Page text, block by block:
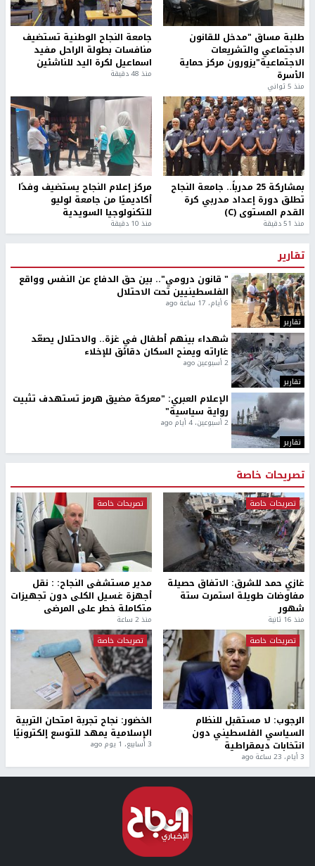
طلبة مساق "مدخل للقانون
الاجتماعي والتشريعات
الاجتماعية"يزورون مركز حماية
الأسرة
منذ 5 ثواني
جامعة النجاح الوطنية تستضيف
منافسات بطولة الراحل مفيد
اسماعيل لكرة اليد للناشئين
منذ 48 دقيقة
بمشاركة 25 مدرباً.. جامعة النجاح
تطلق دورة إعداد مدربي كرة
القدم المستوى (C)
منذ 51 دقيقة
مركز إعلام النجاح يستضيف وفدًا
أكاديميًا من جامعة لوليو
للتكنولوجيا السويدية
منذ 10 دقيقة
تقارير
تقارير
" قانون درومي".. بين حق الدفاع عن النفس وواقع
الفلسطينيين تحت الاحتلال
6 أيام، 17 ساعة ago
تقارير
شهداء بينهم أطفال في غزة.. والاحتلال يصعّد
غاراته ويمنح السكان دقائق للإخلاء
2 أسبوعين ago
تقارير
الإعلام العبري: "معركة مضيق هرمز تستهدف تثبيت
رواية سياسية"
2 أسبوعين، 4 أيام ago
تصريحات خاصة
تصريحات خاصة
غازي حمد للشرق: الاتفاق حصيلة
مفاوضات طويلة استمرت ستة
شهور
منذ 16 ثانية
تصريحات خاصة
مدير مستشفى النجاح: : نقل
أجهزة غسيل الكلى دون تجهيزات
متكاملة خطر على المرضى
منذ 2 ساعة
تصريحات خاصة
الرجوب: لا مستقبل للنظام
السياسي الفلسطيني دون
انتخابات ديمقراطية
3 أيام، 23 ساعة ago
تصريحات خاصة
الخضور: نجاح تجربة امتحان التربية
الإسلامية يمهد للتوسع إلكترونيًا
3 أسابيع، 1 يوم ago